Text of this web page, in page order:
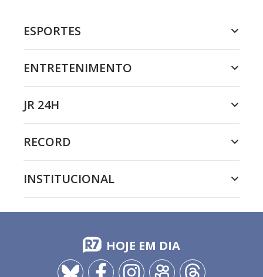
ESPORTES
ENTRETENIMENTO
JR 24H
RECORD
INSTITUCIONAL
HOJE EM DIA